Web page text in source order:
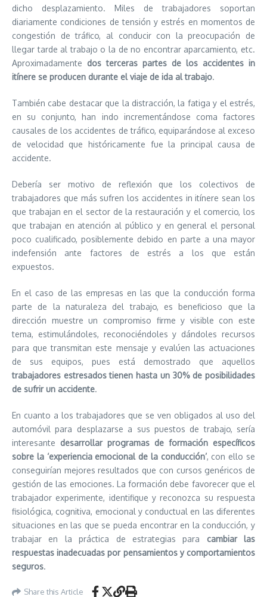
dicho desplazamiento. Miles de trabajadores soportan
diariamente condiciones de tensión y estrés en momentos de
congestión de tráfico, al conducir con la preocupación de
llegar tarde al trabajo o la de no encontrar aparcamiento, etc.
Aproximadamente dos terceras partes de los accidentes in
itínere se producen durante el viaje de ida al trabajo.
También cabe destacar que la distracción, la fatiga y el estrés,
en su conjunto, han indo incrementándose coma factores
causales de los accidentes de tráfico, equiparándose al exceso
de velocidad que históricamente fue la principal causa de
accidente.
Debería ser motivo de reflexión que los colectivos de
trabajadores que más sufren los accidentes in itínere sean los
que trabajan en el sector de la restauración y el comercio, los
que trabajan en atención al público y en general el personal
poco cualificado, posiblemente debido en parte a una mayor
indefensión ante factores de estrés a los que están
expuestos.
En el caso de las empresas en las que la conducción forma
parte de la naturaleza del trabajo, es beneficioso que la
dirección muestre un compromiso firme y visible con este
tema, estimulándoles, reconociéndoles y dándoles recursos
para que transmitan este mensaje y evalúen las actuaciones
de sus equipos, pues está demostrado que aquellos
trabajadores estresados tienen hasta un 30% de posibilidades
de sufrir un accidente.
En cuanto a los trabajadores que se ven obligados al uso del
automóvil para desplazarse a sus puestos de trabajo, sería
interesante desarrollar programas de formación específicos
sobre la ‘experiencia emocional de la conducción’, con ello se
conseguirían mejores resultados que con cursos genéricos de
gestión de las emociones. La formación debe favorecer que el
trabajador experimente, identifique y reconozca su respuesta
fisiológica, cognitiva, emocional y conductual en las diferentes
situaciones en las que se pueda encontrar en la conducción, y
trabajar en la práctica de estrategias para cambiar las
respuestas inadecuadas por pensamientos y comportamientos
seguros.
Share this Article